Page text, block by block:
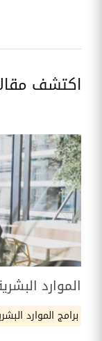
اكتشف
الموارد البشرية : أفضل
برامج الموارد